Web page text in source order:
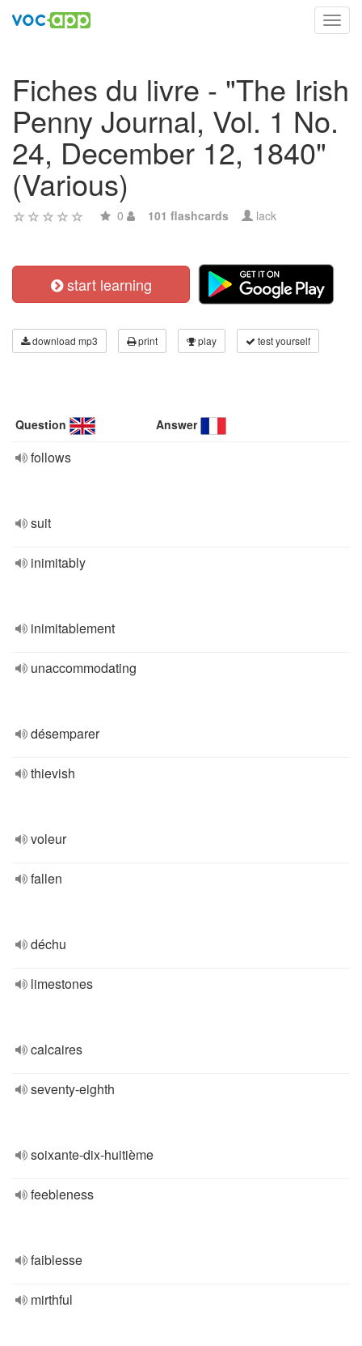
Fiches du livre - "The Irish
Penny Journal, Vol. 1 No.
24, December 12, 1840"
(Various)
0 101 flashcards lack
start learning
download mp3 print play test yourself
Question Answer
follows
suit
inimitably
inimitablement
unaccommodating
désemparer
thievish
voleur
fallen
déchu
limestones
calcaires
seventy-eighth
soixante-dix-huitième
feebleness
faiblesse
mirthful